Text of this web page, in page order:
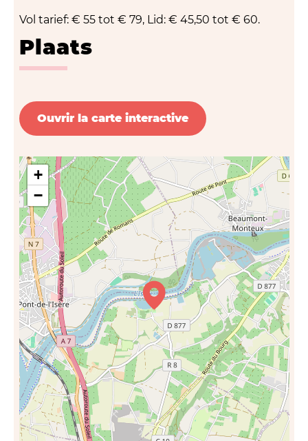
Vol tarief: € 55 tot € 79, Lid: € 45,50 tot € 60.
Plaats
Ouvrir la carte interactive
+
−